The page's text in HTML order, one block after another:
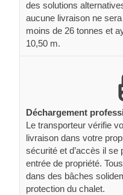
des solutions
aucune livraison ne
moins de 26 tonnes et
10,50 m.
Déchargement
Le transporteur vérifie
livraison dans votre
sécurité et d’accès il se
entrée de propriété.
dans des bâches
protection du chalet.